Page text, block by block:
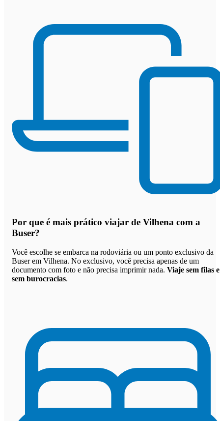
Por que é mais prático viajar de Vilhena com a
Buser?
Você escolhe se embarca na rodoviária ou um ponto exclusivo da
Buser em Vilhena. No exclusivo, você precisa apenas de um
documento com foto e não precisa imprimir nada. Viaje sem filas e
sem burocracias.